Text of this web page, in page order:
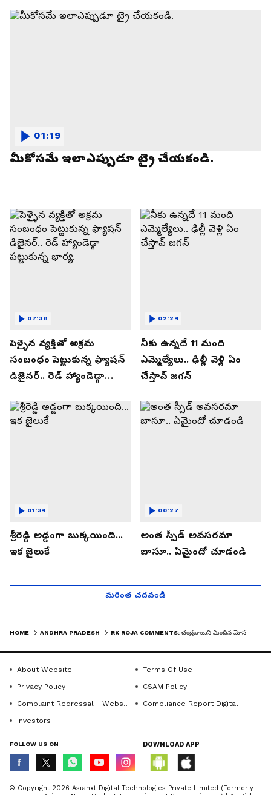
మీకోసమే ఇలాఎప్పుడూ ట్రై చేయకండి.
01:19
పెళ్ళైన వ్యక్తితో అక్రమ
సంబంధం పెట్టుకున్న ఫ్యాషన్
డిజైనర్.. రెడ్ హ్యాండెడ్గా
07:38
నీకు ఉన్నదే 11 మంది
ఎమ్మెల్యేలు.. ఢిల్లీ వెళ్లి ఏం
చేస్తావ్ జగన్
02:24
శ్రీరెడ్డి అడ్డంగా బుక్కయింది...
ఇక జైలుకే
01:34
అంత స్పీడ్ అవసరమా
బాసూ.. ఏమైందో చూడండి
00:27
మరింత చదవండి
HOME ANDHRA PRADESH
About Website
Terms Of Use
Privacy Policy
CSAM Policy
Complaint Redressal - Website
Compliance Report Digital
Investors
FOLLOW US ON DOWNLOAD APP
© Copyright 2026 Asianxt Digital Technologies Private Limited (Formerly